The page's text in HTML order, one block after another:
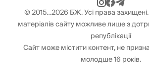
© 2015…2026 БЖ. Усі права
матеріалів сайту можливе лише з
републікації
Сайт може містити контент, не
молодше 16 років.